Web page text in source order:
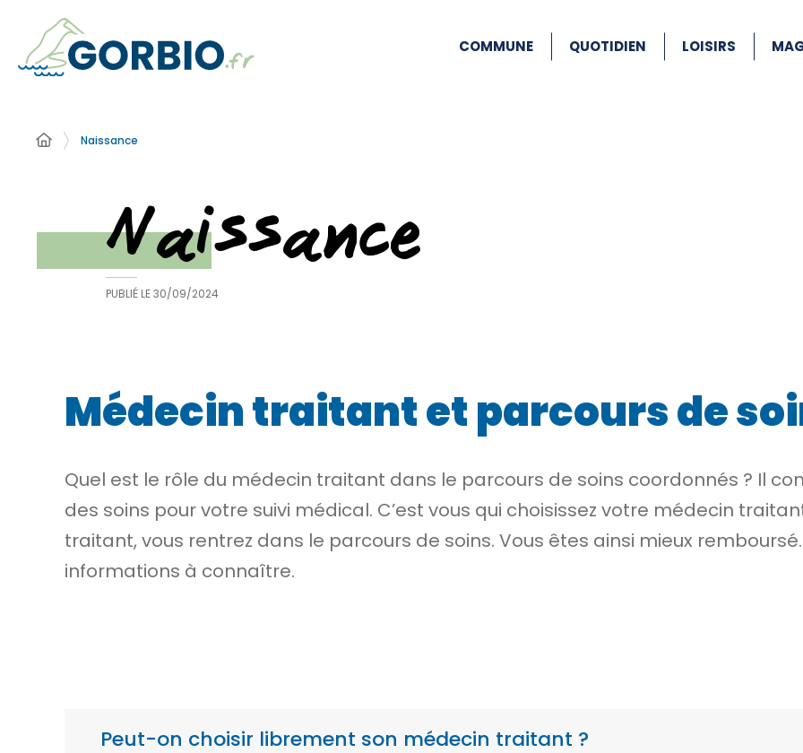
COMMUNE QUOTIDIEN LOISIRS
Naissance
Naissance
PUBLIÉ LE30/09/2024
Médecin traitant et parcours de
Quel est le rôle du médecin traitant dans le parcours de soins coordonnés ? Il
des soins pour votre suivi médical. C’est vous qui choisissez votre médecin
traitant, vous rentrez dans le parcours de soins. Vous êtes ainsi mieux
informations à connaître.
Peut-on choisir librement son médecin traitant ?